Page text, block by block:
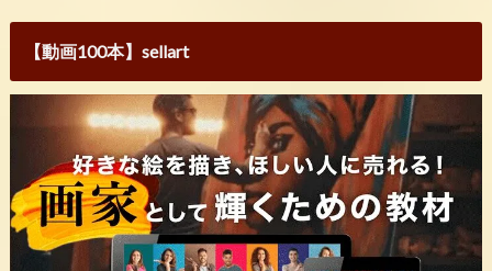
【動画100本】sellart